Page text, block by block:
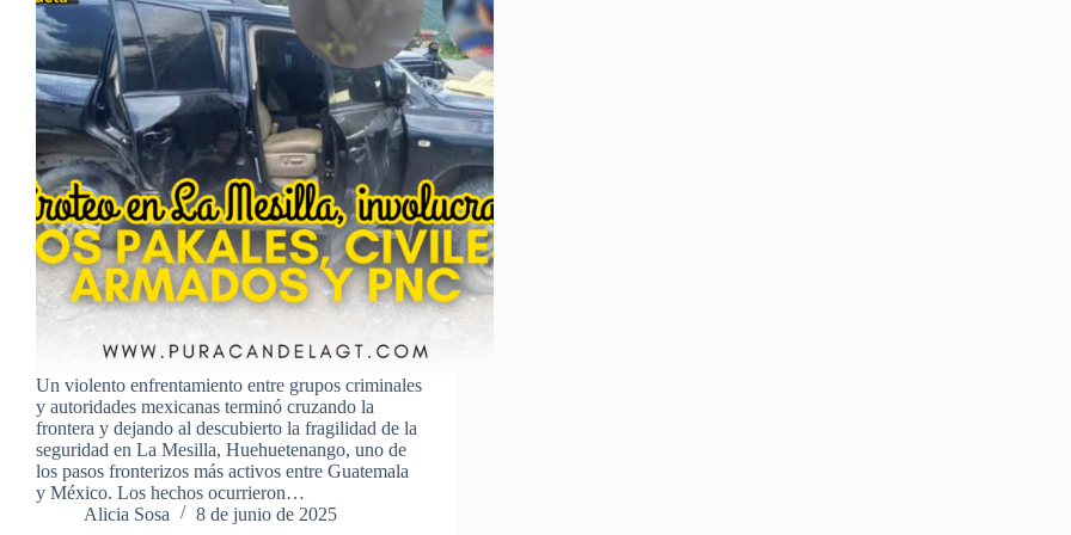
Un violento enfrentamiento entre grupos criminales
y autoridades mexicanas terminó cruzando la
frontera y dejando al descubierto la fragilidad de la
seguridad en La Mesilla, Huehuetenango, uno de
los pasos fronterizos más activos entre Guatemala
y México. Los hechos ocurrieron…
Alicia Sosa
8 de junio de 2025